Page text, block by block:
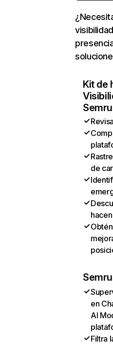
Kit de
de
en
AI
Filtra